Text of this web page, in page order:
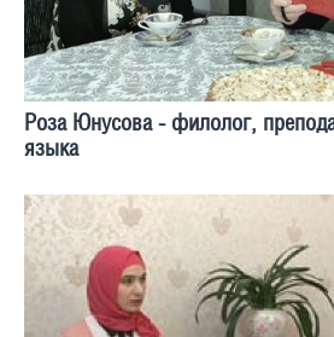
Роза Юнусова - филолог,
языка